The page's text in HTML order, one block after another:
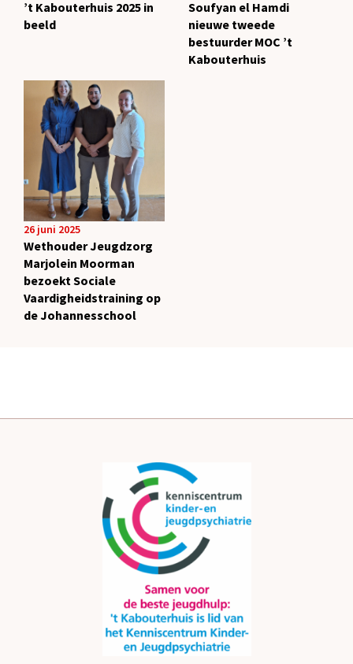
’t Kabouterhuis 2025 in
beeld
Soufyan el Hamdi
nieuwe tweede
bestuurder MOC ’t
Kabouterhuis
26 juni 2025
Wethouder Jeugdzorg
Marjolein Moorman
bezoekt Sociale
Vaardigheidstraining op
de Johannesschool